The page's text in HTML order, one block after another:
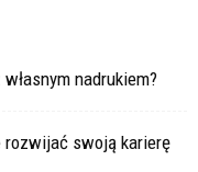
nadrukiem?
rozwijać swoją karierę